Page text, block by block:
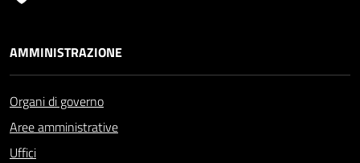
AMMINISTRAZIONE
Organi di governo
Aree amministrative
Uffici